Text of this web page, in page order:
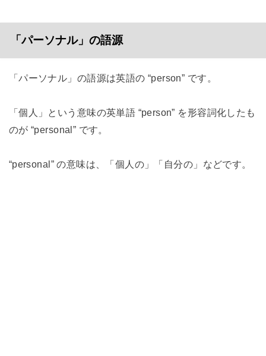
「パーソナル」の語源
「パーソナル」の語源は英語の “person” です。
「個人」という意味の英単語 “person” を形容詞化したも
のが “personal” です。
“personal” の意味は、「個人の」「自分の」などです。